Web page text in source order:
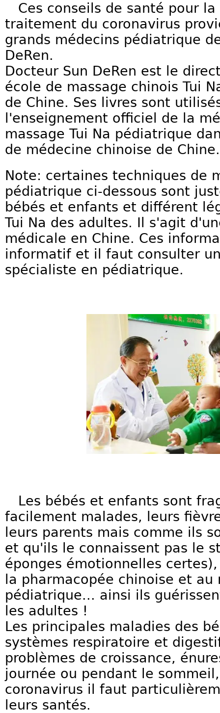
Ces conseils de santé pour
traitement du coronavirus
grands médecins pédiatrique
DeRen.
Docteur Sun DeRen est le
école de massage chinois Tui
de Chine. Ses livres sont
l'enseignement officiel de la
massage Tui Na pédiatrique
de médecine chinoise de Chine.
Note: certaines techniques de
pédiatrique ci-dessous sont
bébés et enfants et différent
Tui Na des adultes. Il s'agit
médicale en Chine. Ces
informatif et il faut consulter
spécialiste en pédiatrique.
Les bébés et enfants sont
facilement malades, leurs
leurs parents mais comme ils
et qu'ils le connaissent pas le
éponges émotionnelles
la pharmacopée chinoise et au
pédiatrique... ainsi ils
les adultes !
Les principales maladies des
systèmes respiratoire et
problèmes de croissance,
journée ou pendant le
coronavirus il faut
leurs santés.